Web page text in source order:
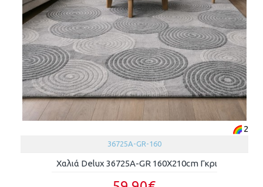
2
36725A-GR-160
Χαλιά Delux 36725A-GR 160X210cm Γκρι